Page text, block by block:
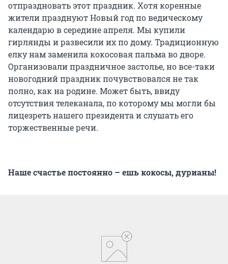
отпраздновать этот праздник. Хотя коренные
жители празднуют Новый год по ведическому
календарю в середине апреля. Мы купили
гирлянды и развесили их по дому. Традиционную
елку нам заменила кокосовая пальма во дворе.
Организовали праздничное застолье, но все-таки
новогодний праздник почувствовался не так
полно, как на родине. Может быть, ввиду
отсутствия телеканала, по которому мы могли бы
лицезреть нашего президента и слушать его
торжественные речи.
Наше счастье постоянно – ешь кокосы, дурианы!